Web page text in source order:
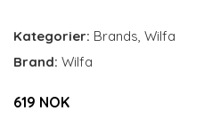
Kategorier: Brands, Wilfa
Brand: Wilfa
619 NOK